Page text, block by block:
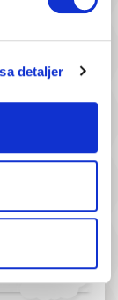
detaljer
227 :-
- Wall sticker
Meow
117 :-